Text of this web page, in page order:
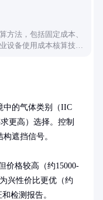
方法，包括固定成本、
设备使用成本核算技
中的气体类别（IIC
更高）选择。控制
遮挡信号。
价格较高（约15000-
兴性价比更优（约
检测报告。